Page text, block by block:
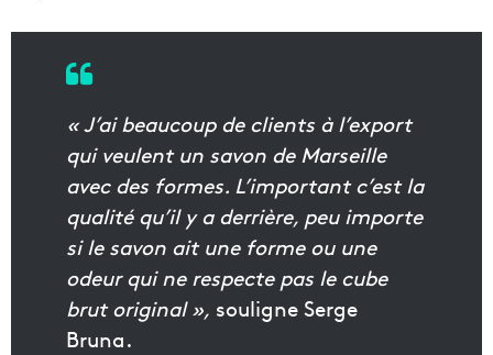
« J’ai beaucoup de clients à l’export
qui veulent un savon de Marseille
avec des formes. L’important c’est la
qualité qu’il y a derrière, peu importe
si le savon ait une forme ou une
odeur qui ne respecte pas le cube
brut original », souligne Serge
Bruna.